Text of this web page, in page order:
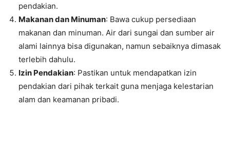
pendakian.
Makanan dan Minuman: Bawa cukup persediaan
makanan dan minuman. Air dari sungai dan sumber air
alami lainnya bisa digunakan, namun sebaiknya dimasak
terlebih dahulu.
Izin Pendakian: Pastikan untuk mendapatkan izin
pendakian dari pihak terkait guna menjaga kelestarian
alam dan keamanan pribadi.